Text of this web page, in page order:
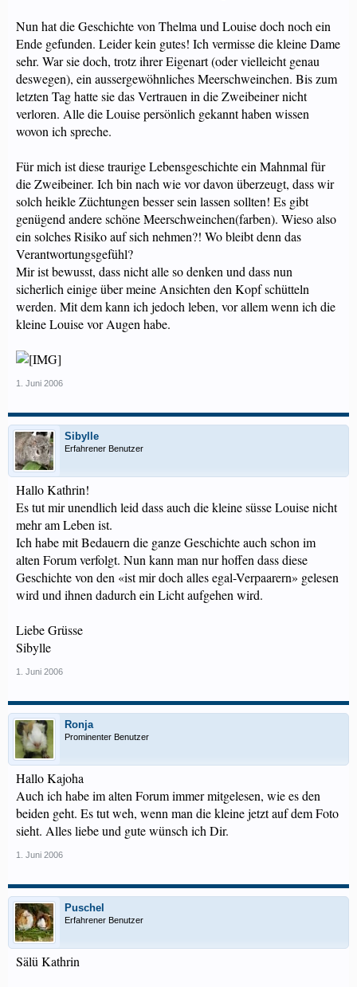
Nun hat die Geschichte von Thelma und Louise doch noch ein
Ende gefunden. Leider kein gutes! Ich vermisse die kleine Dame
sehr. War sie doch, trotz ihrer Eigenart (oder vielleicht genau
deswegen), ein aussergewöhnliches Meerschweinchen. Bis zum
letzten Tag hatte sie das Vertrauen in die Zweibeiner nicht
verloren. Alle die Louise persönlich gekannt haben wissen
wovon ich spreche.
Für mich ist diese traurige Lebensgeschichte ein Mahnmal für
die Zweibeiner. Ich bin nach wie vor davon überzeugt, dass wir
solch heikle Züchtungen besser sein lassen sollten! Es gibt
genügend andere schöne Meerschweinchen(farben). Wieso also
ein solches Risiko auf sich nehmen?! Wo bleibt denn das
Verantwortungsgefühl?
Mir ist bewusst, dass nicht alle so denken und dass nun
sicherlich einige über meine Ansichten den Kopf schütteln
werden. Mit dem kann ich jedoch leben, vor allem wenn ich die
kleine Louise vor Augen habe.
1. Juni 2006
Sibylle
Erfahrener Benutzer
Hallo Kathrin!
Es tut mir unendlich leid dass auch die kleine süsse Louise nicht
mehr am Leben ist.
Ich habe mit Bedauern die ganze Geschichte auch schon im
alten Forum verfolgt. Nun kann man nur hoffen dass diese
Geschichte von den «ist mir doch alles egal-Verpaarern» gelesen
wird und ihnen dadurch ein Licht aufgehen wird.
Liebe Grüsse
Sibylle
1. Juni 2006
Ronja
Prominenter Benutzer
Hallo Kajoha
Auch ich habe im alten Forum immer mitgelesen, wie es den
beiden geht. Es tut weh, wenn man die kleine jetzt auf dem Foto
sieht. Alles liebe und gute wünsch ich Dir.
1. Juni 2006
Puschel
Erfahrener Benutzer
Sälü Kathrin